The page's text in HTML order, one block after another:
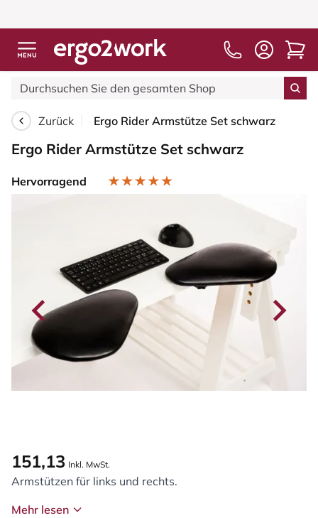
Zurück Ergo Rider Armstütze Set schwarz
Ergo Rider Armstütze Set schwarz
Hervorragend
151,13 Inkl. MwSt.
Armstützen für links und rechts.
Mehr lesen